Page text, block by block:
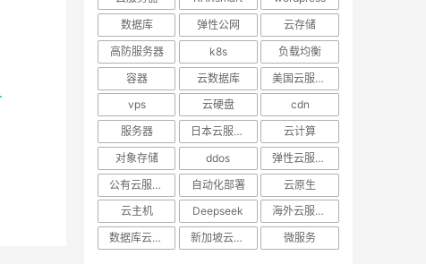
免踩坑
数据库
弹性公网
云存储
高防服务器
k8s
负载均衡
容器
云数据库
美国云服务器
vps
云硬盘
cdn
服务器
日本云服务器
云计算
对象存储
ddos
弹性云服务器
公有云服务器
自动化部署
云原生
云主机
Deepseek
海外云服务器
数据库云托管
新加坡云服务器 微服务